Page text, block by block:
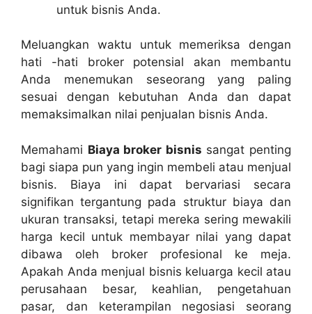
untuk bisnis Anda.
Meluangkan waktu untuk memeriksa dengan
hati -hati broker potensial akan membantu
Anda menemukan seseorang yang paling
sesuai dengan kebutuhan Anda dan dapat
memaksimalkan nilai penjualan bisnis Anda.
Memahami Biaya broker bisnis sangat penting
bagi siapa pun yang ingin membeli atau menjual
bisnis. Biaya ini dapat bervariasi secara
signifikan tergantung pada struktur biaya dan
ukuran transaksi, tetapi mereka sering mewakili
harga kecil untuk membayar nilai yang dapat
dibawa oleh broker profesional ke meja.
Apakah Anda menjual bisnis keluarga kecil atau
perusahaan besar, keahlian, pengetahuan
pasar, dan keterampilan negosiasi seorang